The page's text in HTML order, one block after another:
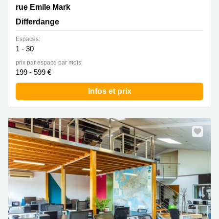
40 rue Emile Mark, Differdange
rue Emile Mark
Differdange
Espaces:
1 - 30
prix par espace par mois:
199 - 599 €
Infos et prix